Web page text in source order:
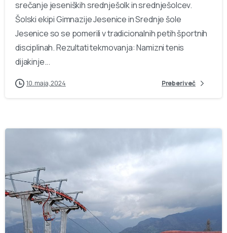
srečanje jeseniških srednješolk in srednješolcev.
Šolski ekipi Gimnazije Jesenice in Srednje šole
Jesenice so se pomerili v tradicionalnih petih športnih
disciplinah. Rezultati tekmovanja: Namizni tenis
dijakinje...
10. maja, 2024 Preberi več